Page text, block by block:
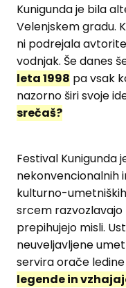
Kunigunda je bila
Velenjskem gradu.
ni podrejala
vodnjak. Še danes
leta 1998 pa vsak
nazorno širi svoje
srečaš?
Festival Kunigunda
nekonvencionalnih
kulturno-
srcem razvozlavajo
prepihujejo misli.
neuveljavljene
servira orače
legende in